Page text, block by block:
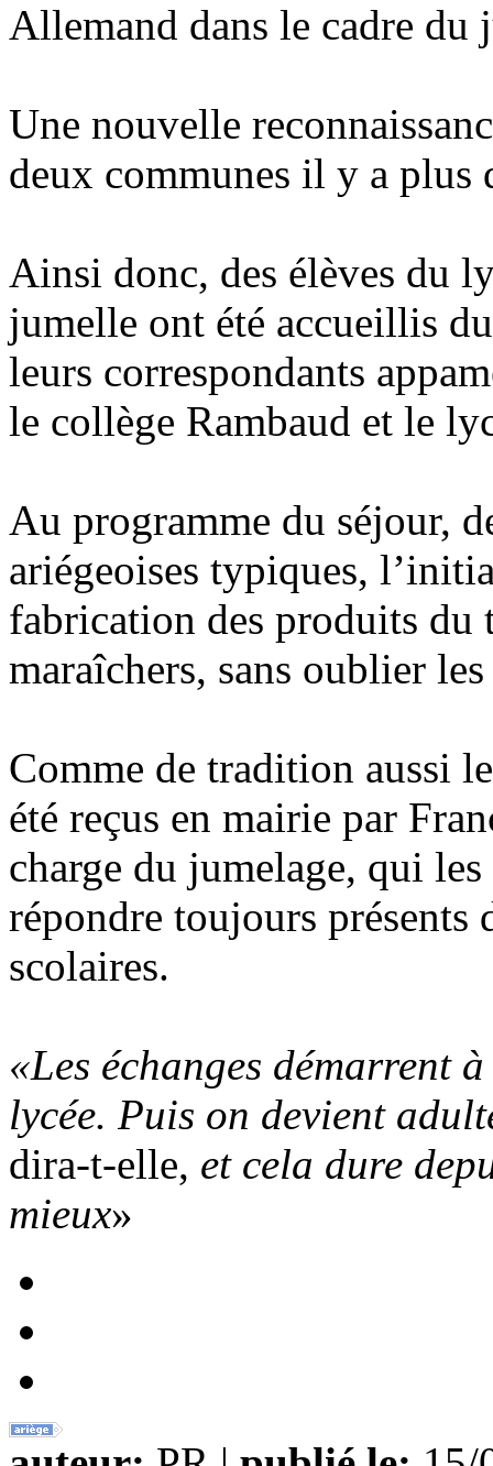
Allemand dans le cadre du
Une nouvelle
deux communes il y a plus
Ainsi donc, des élèves du
jumelle ont été accueillis
leurs correspondants
le collège Rambaud et le
Au programme du séjour,
ariégeoises typiques,
fabrication des produits du
maraîchers, sans oublier
Comme de tradition aussi
été reçus en mairie par
charge du jumelage, qui
répondre toujours présents
scolaires.
«Les échanges démarrent
lycée. Puis on devient
dira-t-elle, et cela dure
mieux»